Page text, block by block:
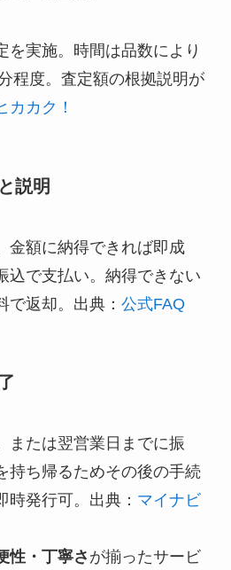
を実施。時間は品数により
程度。査定額の根拠説明が
カカク！
説明
金額に納得できれば即成
込で支払い。納得できない
で返却。出典： 公式FAQ
または翌営業日までに振
持ち帰るためその後の手続
時発行可。出典： マイナビ
性・丁寧さが揃ったサービ